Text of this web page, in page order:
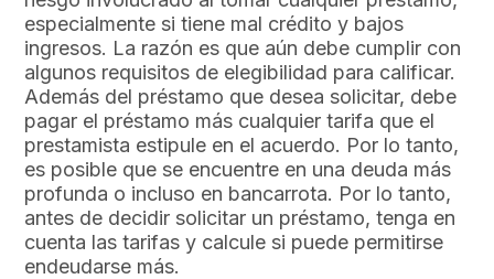
especialmente si tiene mal crédito y bajos
ingresos. La razón es que aún debe cumplir con
algunos requisitos de elegibilidad para calificar.
Además del préstamo que desea solicitar, debe
pagar el préstamo más cualquier tarifa que el
prestamista estipule en el acuerdo. Por lo tanto,
es posible que se encuentre en una deuda más
profunda o incluso en bancarrota. Por lo tanto,
antes de decidir solicitar un préstamo, tenga en
cuenta las tarifas y calcule si puede permitirse
endeudarse más.